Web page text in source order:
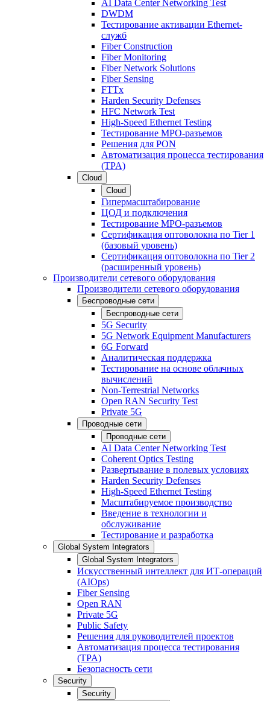
AI Data Center Networking Test
DWDM
Тестирование активации Ethernet-
служб
Fiber Construction
Fiber Monitoring
Fiber Network Solutions
Fiber Sensing
FTTx
Harden Security Defenses
HFC Network Test
High-Speed Ethernet Testing
Тестирование МРО-разъемов
Решения для PON
Автоматизация процесса тестирования
(TPA)
Cloud
Cloud
Гипермасштабирование
ЦОД и подключения
Тестирование МРО-разъемов
Сертификация оптоволокна по Tier 1
(базовый уровень)
Сертификация оптоволокна по Tier 2
(расширенный уровень)
Производители сетевого оборудования
Производители сетевого оборудования
Беспроводные сети
Беспроводные сети
5G Security
5G Network Equipment Manufacturers
6G Forward
Аналитическая поддержка
Тестирование на основе облачных
вычислений
Non-Terrestrial Networks
Open RAN Security Test
Private 5G
Проводные сети
Проводные сети
AI Data Center Networking Test
Coherent Optics Testing
Развертывание в полевых условиях
Harden Security Defenses
High-Speed Ethernet Testing
Масштабируемое производство
Введение в технологии и
обслуживание
Тестирование и разработка
Global System Integrators
Global System Integrators
Искусственный интеллект для ИТ-операций
(AIOps)
Fiber Sensing
Open RAN
Private 5G
Public Safety
Решения для руководителей проектов
Автоматизация процесса тестирования
(TPA)
Безопасность сети
Security
Security